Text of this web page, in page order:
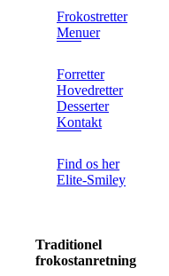
Frokostretter
Menuer
Forretter
Hovedretter
Desserter
Kontakt
Find os her
Elite-Smiley
Traditionel
frokostanretning